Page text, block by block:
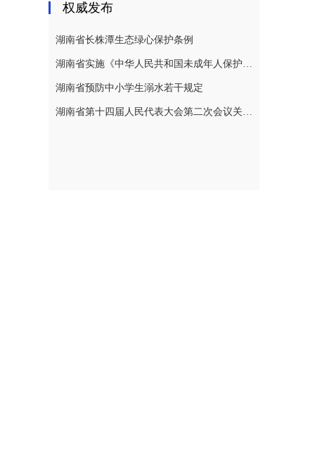
权威发布
湖南省长株潭生态绿心保护条例
湖南省实施《中华人民共和国未成年人保护法》若干规定
湖南省预防中小学生溺水若干规定
湖南省第十四届人民代表大会第二次会议关于湖南省人民代表大会常务委员会工作报告的决议